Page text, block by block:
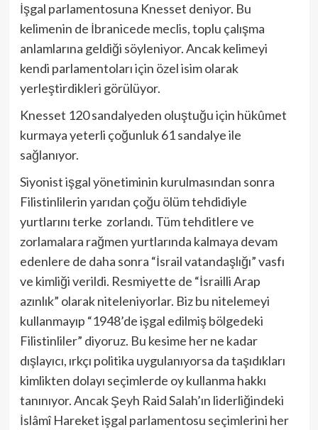
İşgal parlamentosuna Knesset deniyor. Bu
kelimenin de İbranicede meclis, toplu çalışma
anlamlarına geldiği söyleniyor. Ancak kelimeyi
kendi parlamentoları için özel isim olarak
yerleştirdikleri görülüyor.
Knesset 120 sandalyeden oluştuğu için hükûmet
kurmaya yeterli çoğunluk 61 sandalye ile
sağlanıyor.
Siyonist işgal yönetiminin kurulmasından sonra
Filistinlilerin yarıdan çoğu ölüm tehdidiyle
yurtlarını terke zorlandı. Tüm tehditlere ve
zorlamalara rağmen yurtlarında kalmaya devam
edenlere de daha sonra “İsrail vatandaşlığı” vasfı
ve kimliği verildi. Resmiyette de “İsrailli Arap
azınlık” olarak niteleniyorlar. Biz bu nitelemeyi
kullanmayıp “1948’de işgal edilmiş bölgedeki
Filistinliler” diyoruz. Bu kesime her ne kadar
dışlayıcı, ırkçı politika uygulanıyorsa da taşıdıkları
kimlikten dolayı seçimlerde oy kullanma hakkı
tanınıyor. Ancak Şeyh Raid Salah’ın liderliğindeki
İslâmî Hareket işgal parlamentosu seçimlerini her